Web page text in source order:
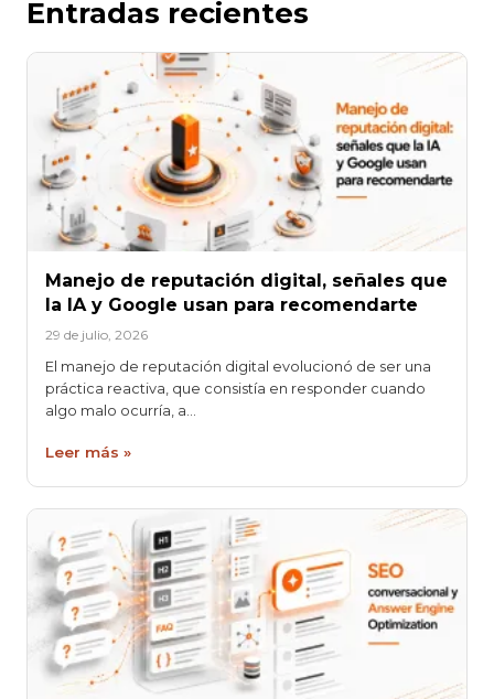
Entradas recientes
Manejo de reputación digital, señales que
la IA y Google usan para recomendarte
29 de julio, 2026
El manejo de reputación digital evolucionó de ser una
práctica reactiva, que consistía en responder cuando
algo malo ocurría, a…
Leer más »